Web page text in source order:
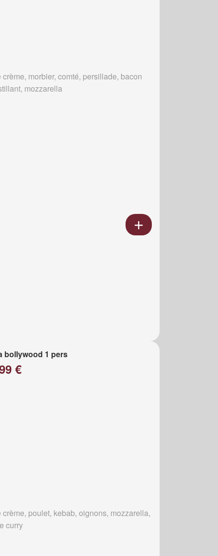
crème, morbier, comté, persillade, bacon
mozzarella
bollywood 1 pers
€
crème, poulet, kebab, oignons, mozzarella,
curry